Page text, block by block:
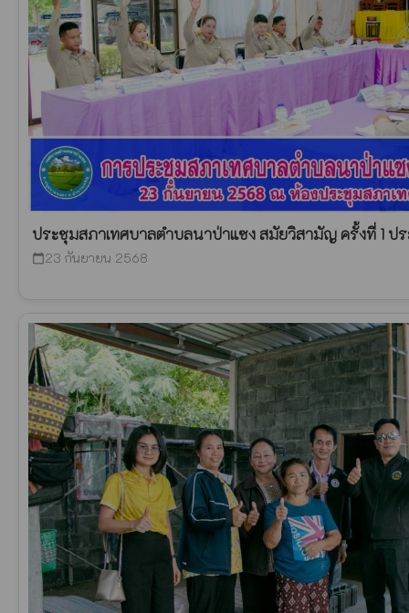
ประชุมสภาเทศบาลตำบลนาป่าแซง สมัยวิสามัญ ครั้งที่ 1 ป
calendar_today23 กันยายน 2568